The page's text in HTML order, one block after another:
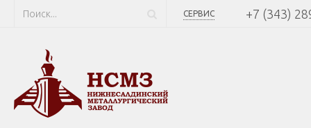
СЕРВИС +7 (343)